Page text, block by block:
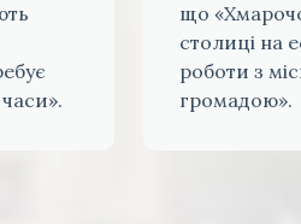
що
столиці на
роботи з
громадою».